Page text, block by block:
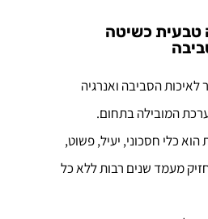
טבעית כשיטה
הסביבה ואנרגיה
המובילה בתחום.
הוא כלי חסכוני, יעיל, פשוט,
מעמד שנים רבות ללא כל